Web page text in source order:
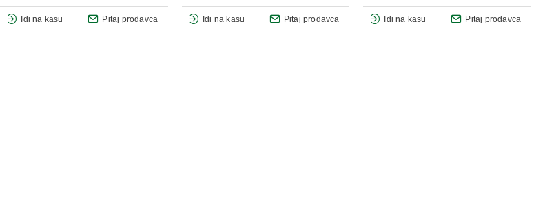
Idi na kasu Pitaj prodavca Idi na kasu Pitaj prodavca Idi na kasu Pitaj prodavca